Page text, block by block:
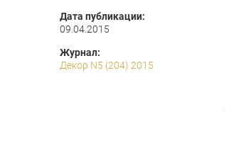
Дата публикации:
09.04.2015
Журнал:
Декор N5 (204) 2015